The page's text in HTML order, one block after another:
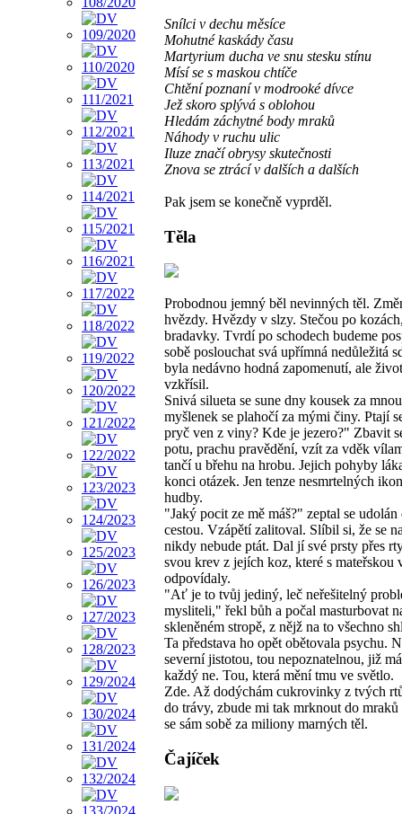
Snílci v dechu měsíce
Mohutné kaskády času
Martyrium ducha ve snu stesku stínu
Mísí se s maskou chtíče
Chtění poznaní v modrooké dívce
Jež skoro splývá s oblohou
Hledám záchytné body mraků
Náhody v ruchu ulic
Iluze značí obrysy skutečnosti
Znova se ztrácí v dalších a dalších
Pak jsem se konečně vyprděl.
Těla
Probodnou jemný běl nevinných těl.
hvězdy. Hvězdy v slzy. Stečou po
bradavky. Tvrdí po schodech budeme
sobě poslouchat svá upřímná nedůležitá
byla nedávno hodná zapomenutí, ale
vzkřísil.
Snivá silueta se sune dny kousek za
myšlenek se plahočí za mými činy. Ptají
pryč ven z viny? Kde je jezero?" Zbavit
potu, prachu pravědění, vzít za vděk
tančí u břehu na hrobu. Jejich pohyby
konci otázek. Jen tenze nesmrtelných
hudby.
"Jaký pocit ze mě máš?" zeptal se
cestou. Vzápětí zalitoval. Slíbil si, že se
nikdy nebude ptát. Dal jí své prsty přes
svou krev z jejích koz, které s mateřskou
odpovídaly.
"Ať je to tvůj jediný, leč neřešitelný
mysliteli," řekl bůh a počal masturbovat
skleněném stropě, z nějž na to všechno
Ta představa ho opět obětovala psychu.
severní jistotou, tou nepoznatelnou, již
každý ne. Tou, která mění tmu ve světlo.
Zde. Až dodýchám cukrovinky z tvých
do trávy, zbude mi tak mrknout do
se sám sobě za miliony marných těl.
Čajíček